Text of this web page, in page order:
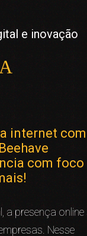
e inovação
internet
com foco
a presença online
Nesse